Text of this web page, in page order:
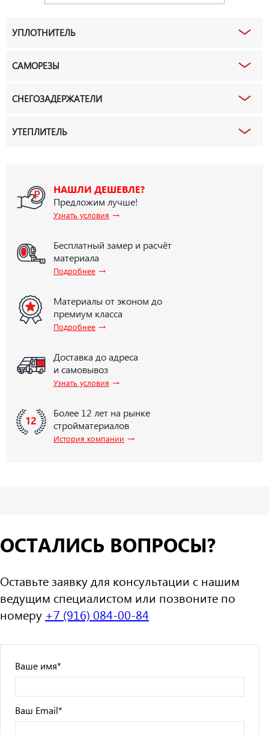
УПЛОТНИТЕЛЬ
САМОРЕЗЫ
СНЕГОЗАДЕРЖАТЕЛИ
УТЕПЛИТЕЛЬ
НАШЛИ ДЕШЕВЛЕ?
Предложим лучше!
Узнать условия →
Бесплатный замер и расчёт
материала
Подробнее →
Материалы от эконом до
премиум класса
Подробнее →
Доставка до адреса
и самовывоз
Узнать условия →
Более 12 лет на рынке
стройматериалов
История компании →
ОСТАЛИСЬ ВОПРОСЫ?
Оставьте заявку для консультации с нашим
ведущим специалистом или позвоните по
номеру +7 (916) 084-00-84
Ваше имя*
Ваш Email*